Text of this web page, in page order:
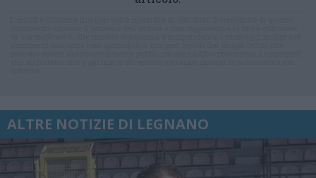
ALTRE NOTIZIE DI LEGNANO